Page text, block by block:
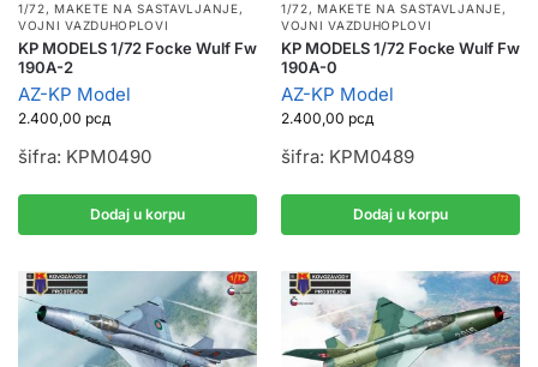
1/72,MAKETE NA SASTAVLJANJE,
VOJNI VAZDUHOPLOVI
KP MODELS 1/72 Focke Wulf Fw
190A-2
AZ-KP Model
2.400,00 рсд
šifra: KPM0490
Dodaj u korpu
1/72,MAKETE NA SASTAVLJANJE,
VOJNI VAZDUHOPLOVI
KP MODELS 1/72 Focke Wulf Fw
190A-0
AZ-KP Model
2.400,00 рсд
šifra: KPM0489
Dodaj u korpu